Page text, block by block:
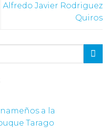
Alfredo Javier Rodriguez
Quiros
a la
Tarago